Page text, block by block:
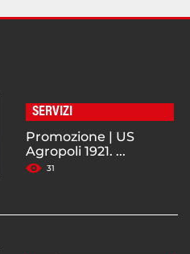
SERVIZI
Promozione | US
Agropoli 1921. ...
31